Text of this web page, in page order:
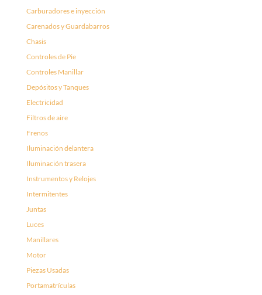
Carburadores e inyección
Carenados y Guardabarros
Chasis
Controles de Pie
Controles Manillar
Depósitos y Tanques
Electricidad
Filtros de aire
Frenos
Iluminación delantera
Iluminación trasera
Instrumentos y Relojes
Intermitentes
Juntas
Luces
Manillares
Motor
Piezas Usadas
Portamatrículas